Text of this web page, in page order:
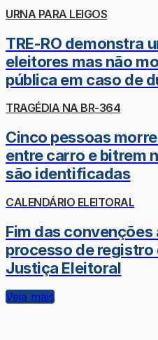
URNA PARA LEIGOS
TRE-RO demonstra
eleitores mas não
pública em caso de
TRAGÉDIA NA BR-364
Cinco pessoas
entre carro e bitrem
são identificadas
CALENDÁRIO ELEITORAL
Fim das convenções
processo de
Justiça Eleitoral
Veja mais